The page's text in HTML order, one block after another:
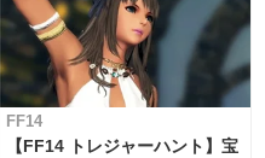
FF14
【FF14 トレジャーハント】宝